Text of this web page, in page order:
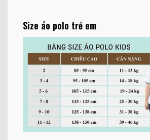
Size áo polo trẻ em